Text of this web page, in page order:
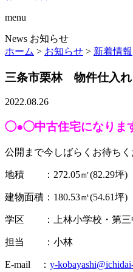
menu
News お知らせ
ホーム > お知らせ > 新着情報
三条市栗林 物件仕入れ
2022.08.26
◯●◯中古住宅になり
公開まで今しばらくお待ちく
地積 ：272.05㎡(82.29坪)
建物面積：180.53㎡(54.61坪)
学区 ：上林小学校・第三
担当 ：小林
E-mail ： y-